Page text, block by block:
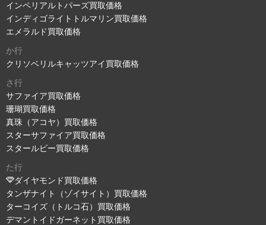
インペリアルトパーズ買取価格
インディゴライトトルマリン買取価格
エメラルド買取価格
か行
クリソベリルキャッツアイ買取価格
さ行
サファイア買取価格
珊瑚買取価格
真珠（アコヤ）買取価格
スターサファイア買取価格
スタールビー買取価格
た行
ダイヤモンド買取価格
タンザナイト（ゾイサイト）買取価格
ターコイズ（トルコ石）買取価格
デマントイドガーネット買取価格